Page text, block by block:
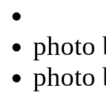
photo
photo